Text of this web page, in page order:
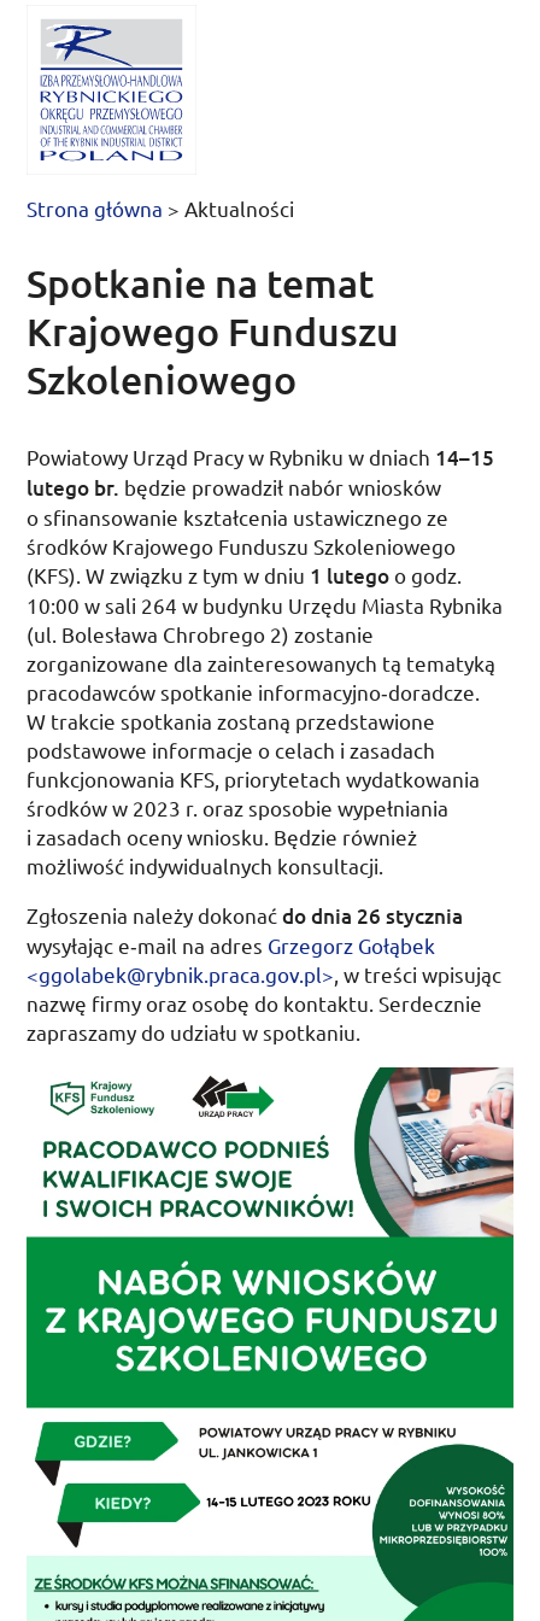
Strona główna > Aktualności
Spotkanie na temat
Krajowego Funduszu
Szkoleniowego
Powiatowy Urząd Pracy w Rybniku w dniach 14–15
lutego br. będzie prowadził nabór wniosków
o sfinansowanie kształcenia ustawicznego ze
środków Krajowego Funduszu Szkoleniowego
(KFS). W związku z tym w dniu 1 lutegoogodz.
10:00 w sali 264 w budynku Urzędu Miasta Rybnika
(ul. Bolesława Chrobrego 2) zostanie
zorganizowane dla zainteresowanych tą tematyką
pracodawców spotkanie informacyjno­‑doradcze.
W trakcie spotkania zostaną przedstawione
podstawowe informacje o celach i zasadach
funkcjonowania KFS , priorytetach wydatkowania
środków w 2023 r. oraz sposobie wypełniania
i zasadach oceny wniosku. Będzie również
możliwość indywidualnych konsultacji.
Zgłoszenia należy dokonaćdo dnia 26 stycznia
wysyłając e‑mail na adres Grzegorz Gołąbek
<ggolabek@rybnik.praca.gov.pl> , w treści wpisując
nazwę firmy oraz osobę do kontaktu. Serdecznie
zapraszamy do udziału w spotkaniu.